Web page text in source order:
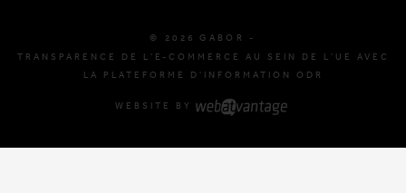
© 2026 GABOR -
TRANSPARENCE DE L'E-COMMERCE AU SEIN DE L'UE AVEC
LA PLATEFORME D'INFORMATION ODR
WEBSITE BY